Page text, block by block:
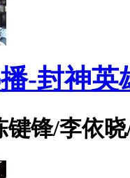
-封神英
键锋/李依